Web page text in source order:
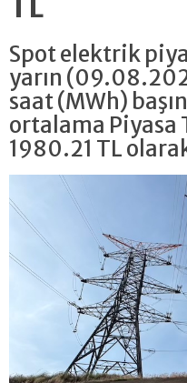
TL
Spot elektrik
yarın
saat (MWh)
ortalama Piyasa
1980.21 TL